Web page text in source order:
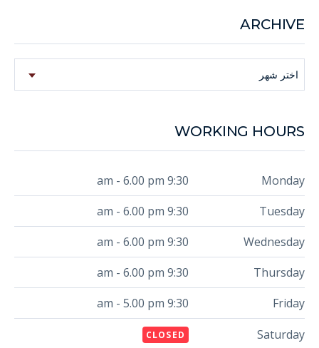
ARCHIVE
اختر شهر
WORKING HOURS
Monday
9:30 am - 6.00 pm
Tuesday
9:30 am - 6.00 pm
Wednesday
9:30 am - 6.00 pm
Thursday
9:30 am - 6.00 pm
Friday
9:30 am - 5.00 pm
Saturday
CLOSED